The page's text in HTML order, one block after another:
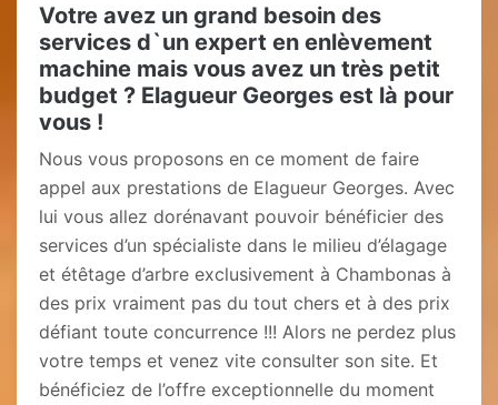
Votre avez un grand besoin des
services d`un expert en enlèvement
machine mais vous avez un très petit
budget ? Elagueur Georges est là pour
vous !
Nous vous proposons en ce moment de faire
appel aux prestations de Elagueur Georges. Avec
lui vous allez dorénavant pouvoir bénéficier des
services d’un spécialiste dans le milieu d’élagage
et étêtage d’arbre exclusivement à Chambonas à
des prix vraiment pas du tout chers et à des prix
défiant toute concurrence !!! Alors ne perdez plus
votre temps et venez vite consulter son site. Et
bénéficiez de l’offre exceptionnelle du moment